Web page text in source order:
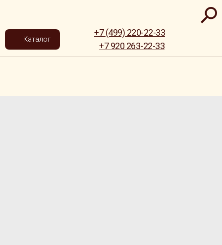
+7 920 263-22-33
+7 (499) 220-22-33
Каталог